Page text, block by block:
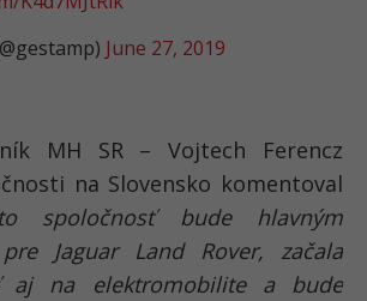
June 27, 2019
MH SR – Vojtech Ferencz
na Slovensko komentoval
spoločnosť bude hlavným
Jaguar Land Rover, začala
aj na elektromobilite a bude